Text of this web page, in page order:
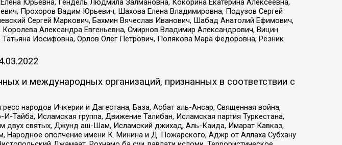
Юрьевна, Гендель Людмила Залмановна, Кокорина Екатерина Алексеевна,
Прохоров Вадим Юрьевич, Шахова Елена Владимировна, Подузов Сергей
Сергей Маркович, Бахмин Вячеслав Иванович, Шабад Анатолий Ефимович,
Александра Евгеньевна, Смирнов Владимир Александрович, Вицин
Иосифовна, Орлов Олег Петрович, Полякова Мара Федоровна, Резник
и международных организаций, признанных в соответствии с
народов Ичкерии и Дагестана, База, Асбат аль-Ансар, Священная война,
Тайба, Исламская группа, Движение Талибан, Исламская партия Туркестана,
святых, Джунд аш-Шам, Исламский джихад, Аль-Каида, Имарат Кавказ,
ополчение имени К. Минина и Д. Пожарского, Аджр от Аллаха Субхану